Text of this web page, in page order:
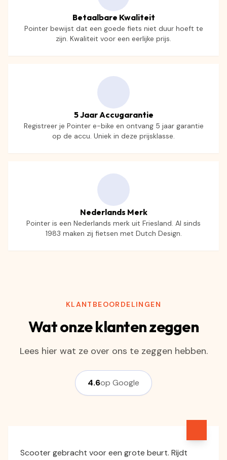
Betaalbare Kwaliteit
Pointer bewijst dat een goede fiets niet duur hoeft te
zijn. Kwaliteit voor een eerlijke prijs.
5 Jaar Accugarantie
Registreer je Pointer e-bike en ontvang 5 jaar garantie
op de accu. Uniek in deze prijsklasse.
Nederlands Merk
Pointer is een Nederlands merk uit Friesland. Al sinds
1983 maken zij fietsen met Dutch Design.
KLANTBEOORDELINGEN
Wat onze klanten zeggen
Lees hier wat ze over ons te zeggen hebben.
4.6op Google
Scooter gebracht voor een grote beurt. Rijdt